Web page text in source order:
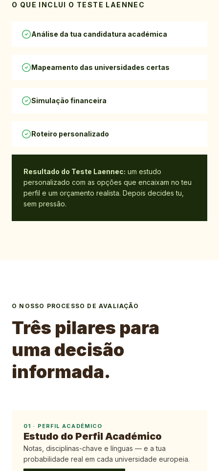
O QUE INCLUI O TESTE LAENNEC
Análise da tua candidatura académica
Mapeamento das universidades certas
Simulação financeira
Roteiro personalizado
Resultado do Teste Laennec: um estudo
personalizado com as opções que encaixam no teu
perfil e um orçamento realista. Depois decides tu,
sem pressão.
O NOSSO PROCESSO DE AVALIAÇÃO
Três pilares para
uma decisão
informada.
01 · PERFIL ACADÉMICO
Estudo do Perfil Académico
Notas, disciplinas-chave e línguas — e a tua
probabilidade real em cada universidade europeia.